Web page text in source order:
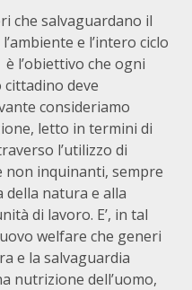
che salvaguardano il
e l’intero ciclo
l’obiettivo che ogni
deve
consideriamo
letto in termini di
l’utilizzo di
inquinanti, sempre
della natura e alla
di lavoro. E’, in tal
welfare che generi
e la salvaguardia
nutrizione dell’uomo,